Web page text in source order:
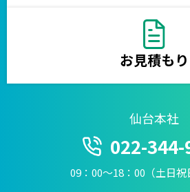
お見積もり
仙台本社
022-344-
09：00〜18：00（土日祝